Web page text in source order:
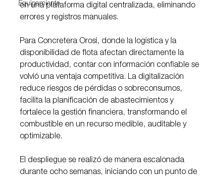
Equipamiento
en una plataforma digital centralizada, eliminando
errores y registros manuales.
Para Concretera Orosi, donde la logística y la
disponibilidad de flota afectan directamente la
productividad, contar con información confiable se
volvió una ventaja competitiva. La digitalización
reduce riesgos de pérdidas o sobreconsumos,
facilita la planificación de abastecimientos y
fortalece la gestión financiera, transformando el
combustible en un recurso medible, auditable y
optimizable.
El despliegue se realizó de manera escalonada
durante ocho semanas, iniciando con un punto de